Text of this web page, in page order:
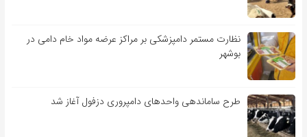
نظارت مستمر دامپزشکی بر مراکز عرضه مواد خام دامی در
بوشهر
طرح ساماندهی واحدهای دامپروری دزفول آغاز شد